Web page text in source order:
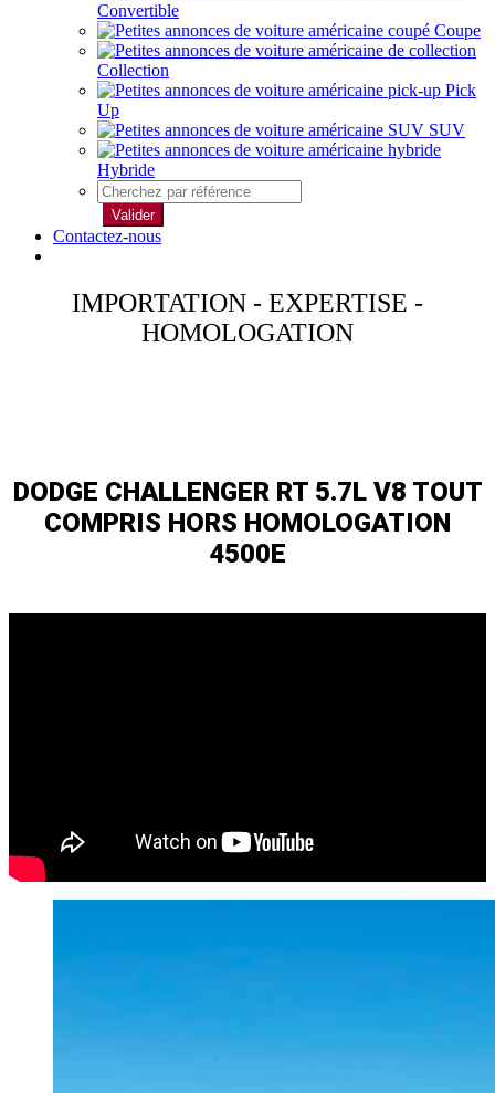
Convertible
Coupe
Collection
Pick
Up
SUV
Hybride
Valider
Contactez-nous
IMPORTATION - EXPERTISE -
HOMOLOGATION
DODGE CHALLENGER RT 5.7L V8 TOUT
COMPRIS HORS HOMOLOGATION
4500E